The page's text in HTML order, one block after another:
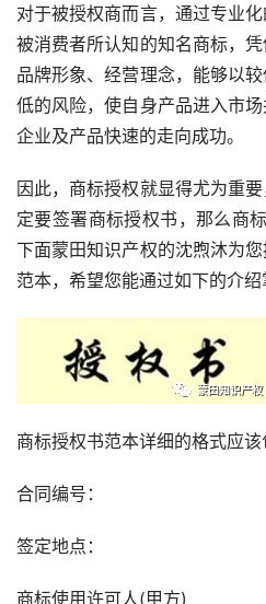
对于被授权商而言，通过专业
被消费者所认知的知名商标，
品牌形象、经营理念，能够以
低的风险，使自身产品进入市
企业及产品快速的走向成功。
因此，商标授权就显得尤为重
定要签署商标授权书，那么商
下面蒙田知识产权的沈煦沐为
范本，希望您能通过如下的介绍
商标授权书范本详细的格式应该
合同编号：
签定地点：
商标使用许可人(甲方)